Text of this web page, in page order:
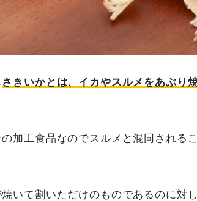
さきいかとは、イカやスルメをあぶり
加工食品なのでスルメと混同される
焼いて割いただけのものであるのに対